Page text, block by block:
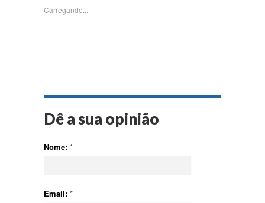
janela)
Carregando...
Dê a sua opinião
Nome: *
Email: *